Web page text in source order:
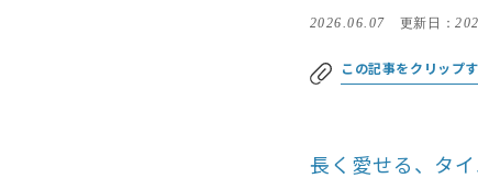
2026.06.07 更新日：
この記事をクリップ
長く愛せる、タ